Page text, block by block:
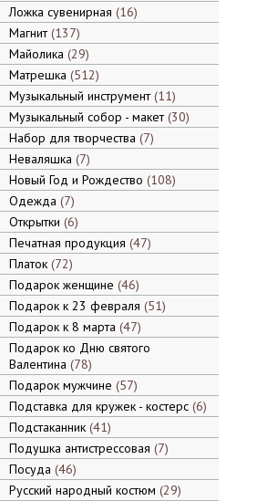
Ложка сувенирная 16
Магнит 137
Майолика 29
Матрешка 512
Музыкальный инструмент 11
Музыкальный собор - макет 30
Набор для творчества 7
Неваляшка 7
Новый Год и Рождество 108
Одежда 7
Открытки 6
Печатная продукция 47
Платок 72
Подарок женщине 46
Подарок к 23 февраля 51
Подарок к 8 марта 47
Подарок ко Дню святого
Валентина 78
Подарок мужчине 57
Подставка для кружек - костерс 6
Подстаканник 41
Подушка антистрессовая 7
Посуда 46
Русский народный костюм 29